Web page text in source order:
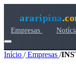
araripina
Empresas
Início /Empresas /